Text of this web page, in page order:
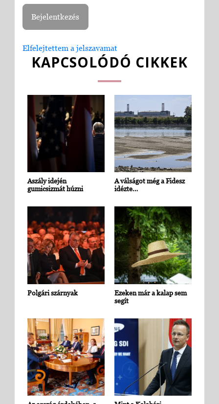
Elfelejtettem a jelszavamat
KAPCSOLÓDÓ CIKKEK
Aszály idején
gumicsizmát húzni
A válságot még a Fidesz
idézte…
Polgári szárnyak
Ezeken már a kalap sem
segít